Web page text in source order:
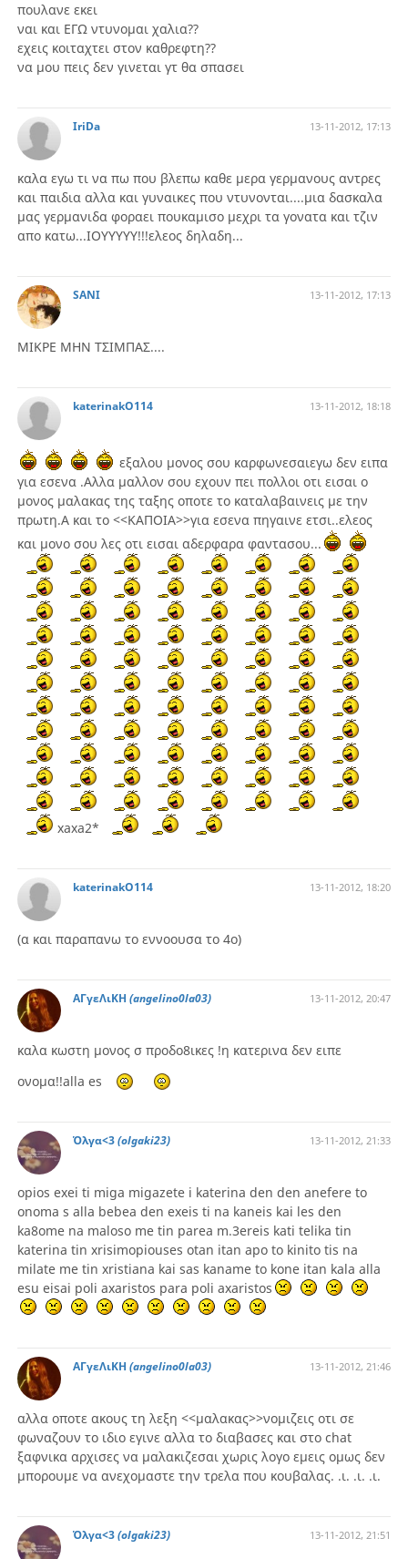
πουλανε εκει
ναι και ΕΓΩ ντυνομαι χαλια??
εχεις κοιταχτει στον καθρεφτη??
να μου πεις δεν γινεται γτ θα σπασει
IriDa 13-11-2012, 17:13
καλα εγω τι να πω που βλεπω καθε μερα γερμανους αντρες
και παιδια αλλα και γυναικες που ντυνονται....μια δασκαλα
μας γερμανιδα φοραει πουκαμισο μεχρι τα γονατα και τζιν
απο κατω...ΙΟΥΥΥΥΥ!!!ελεος δηλαδη...
SANI 13-11-2012, 17:13
ΜΙΚΡΕ ΜΗΝ ΤΣΙΜΠΑΣ....
katerinakO114 13-11-2012, 18:18
εξαλου μονος σου καρφωνεσαιεγω δεν ειπα
για εσενα .Αλλα μαλλον σου εχουν πει πολλοι οτι εισαι ο
μονος μαλακας της ταξης οποτε το καταλαβαινεις με την
πρωτη.Α και το <<ΚΑΠΟΙΑ>>για εσενα πηγαινε ετσι..ελεος
και μονο σου λες οτι εισαι αδερφαρα φαντασου...
xaxa2*
katerinakO114 13-11-2012, 18:20
(α και παραπανω το εννοουσα το 4ο)
ΑΓγεΛιΚΗ (angelino0la03) 13-11-2012, 20:47
καλα κωστη μονος σ προδο8ικες !η κατερινα δεν ειπε
ονομα!!alla es
Όλγα<3(olgaki23) 13-11-2012, 21:33
opios exei ti miga migazete i katerina den den anefere to
onoma s alla bebea den exeis ti na kaneis kai les den
ka8ome na maloso me tin parea m.3ereis kati telika tin
katerina tin xrisimopiouses otan itan apo to kinito tis na
milate me tin xristiana kai sas kaname to kone itan kala alla
esu eisai poli axaristos para poli axaristos
ΑΓγεΛιΚΗ (angelino0la03) 13-11-2012, 21:46
αλλα οποτε ακους τη λεξη <<μαλακας>>νομιζεις οτι σε
φωναζουν το ιδιο εγινε αλλα το διαβασες και στο chat
ξαφνικα αρχισες να μαλακιζεσαι χωρις λογο εμεις ομως δεν
μπορουμε να ανεχομαστε την τρελα που κουβαλας. .ι. .ι. .ι.
Όλγα<3(olgaki23) 13-11-2012, 21:51